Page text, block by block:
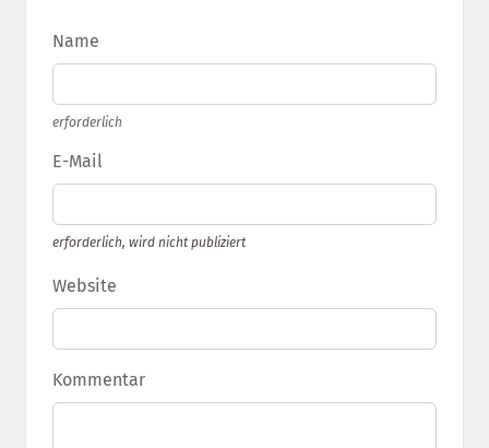
Name
erforderlich
E-Mail
erforderlich, wird nicht publiziert
Website
Kommentar